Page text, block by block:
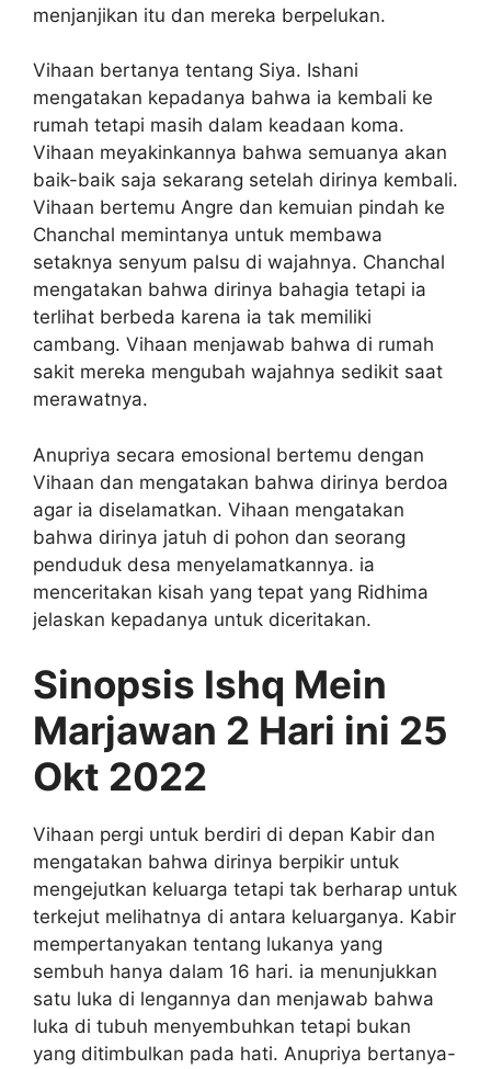
menjanjikan itu dan mereka berpelukan.
Vihaan bertanya tentang Siya. Ishani
mengatakan kepadanya bahwa ia kembali ke
rumah tetapi masih dalam keadaan koma.
Vihaan meyakinkannya bahwa semuanya akan
baik-baik saja sekarang setelah dirinya kembali.
Vihaan bertemu Angre dan kemuian pindah ke
Chanchal memintanya untuk membawa
setaknya senyum palsu di wajahnya. Chanchal
mengatakan bahwa dirinya bahagia tetapi ia
terlihat berbeda karena ia tak memiliki
cambang. Vihaan menjawab bahwa di rumah
sakit mereka mengubah wajahnya sedikit saat
merawatnya.
Anupriya secara emosional bertemu dengan
Vihaan dan mengatakan bahwa dirinya berdoa
agar ia diselamatkan. Vihaan mengatakan
bahwa dirinya jatuh di pohon dan seorang
penduduk desa menyelamatkannya. ia
menceritakan kisah yang tepat yang Ridhima
jelaskan kepadanya untuk diceritakan.
Sinopsis Ishq Mein
Marjawan 2 Hari ini 25
Okt 2022
Vihaan pergi untuk berdiri di depan Kabir dan
mengatakan bahwa dirinya berpikir untuk
mengejutkan keluarga tetapi tak berharap untuk
terkejut melihatnya di antara keluarganya. Kabir
mempertanyakan tentang lukanya yang
sembuh hanya dalam 16 hari. ia menunjukkan
satu luka di lengannya dan menjawab bahwa
luka di tubuh menyembuhkan tetapi bukan
yang ditimbulkan pada hati. Anupriya bertanya-